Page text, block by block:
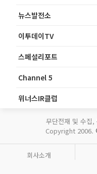
뉴스발전소
이투데이TV
스페셜리포트
Channel 5
위너스IR클럽
무단전재 및 수집,
Copyright 2006.
회사소개